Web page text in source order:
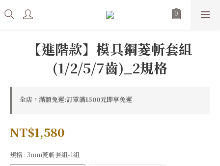
【進階款】模具鋼菱斬套組
(1/2/5/7齒)_2規格
全店，滿額免運:訂單滿1500元即享免運
NT$1,580
規格 : 3mm菱斬套組-1組